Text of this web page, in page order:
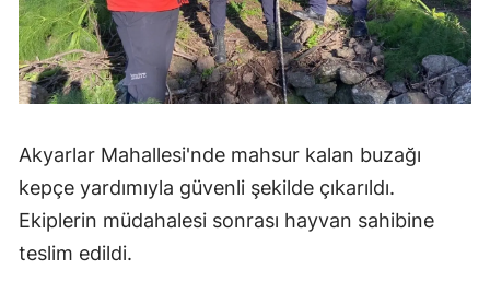
Akyarlar Mahallesi'nde mahsur kalan buzağı
kepçe yardımıyla güvenli şekilde çıkarıldı.
Ekiplerin müdahalesi sonrası hayvan sahibine
teslim edildi.